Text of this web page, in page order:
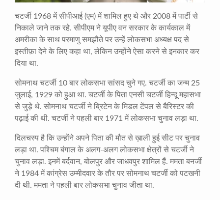
चटर्जी 1968 में सीपीआई (एम) में शामिल हुए थे और 2008 में पार्टी से
निकाले जाने तक रहे. सीपीएम ने यूपीए वन सरकार के कार्यकाल में
अमरीका के साथ परमाणु समझौते पर उन्हें लोकसभा अध्यक्ष पद से
इस्तीफ़ा देने के लिए कहा था, लेकिन उन्होंने ऐसा करने से इनकार कर
दिया था.
सोमनाथ चटर्जी 10 बार लोकसभा सांसद चुने गए. चटर्जी का जन्म 25
जुलाई, 1929 को हुआ था. चटर्जी के पिता एनसी चटर्जी हिन्दू महासभा
से जुड़े थे. सोमनाथ चटर्जी ने ब्रिटेन के मिडल टेंपल से बैरिस्टर की
पढ़ाई की थी. चटर्जी ने पहली बार 1971 में लोकसभा चुनाव लड़ा था.
दिलचस्प है कि उन्होंने अपने पिता की मौत से ख़ाली हुई सीट पर चुनाव
लड़ा था. पश्चिम बंगाल के अलग-अलग लोकसभा क्षेत्रों से चटर्जी ने
चुनाव लड़ा. इनमें बर्दवान, बोलपुर और जाधवपुर शामिल हैं. ममता बनर्जी
ने 1984 में कांग्रेस उम्मीदवार के तौर पर सोमनाथ चटर्जी को पटखनी
दी थी. ममता ने पहली बार लोकसभा चुनाव जीता था.